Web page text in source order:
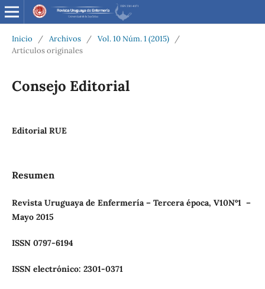
Inicio / Archivos / Vol. 10 Núm. 1 (2015)
/
Artículos originales
Consejo Editorial
Editorial RUE
Resumen
Revista Uruguaya de Enfermería– Tercera época, V10Nº1–
Mayo 2015
ISSN 0797-6194
ISSN electrónico: 2301-0371